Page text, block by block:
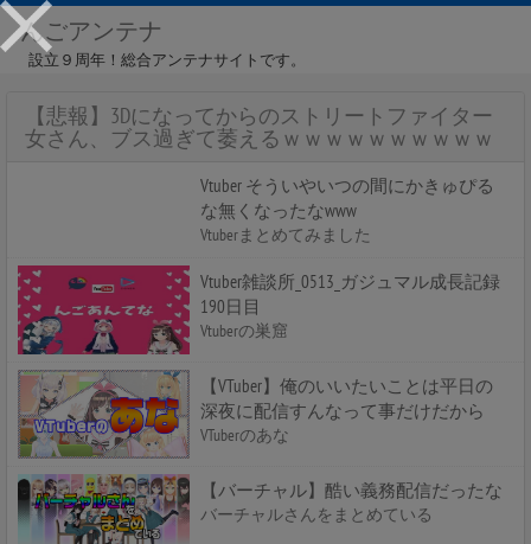
んごアンテナ
設立９周年！総合アンテナサイトです。
【悲報】3Dになってからのストリートファイター
女さん、ブス過ぎて萎えるｗｗｗｗｗｗｗｗｗｗ
Vtuber そういやいつの間にかきゅぴる
な無くなったなwww
Vtuberまとめてみました
Vtuber雑談所_0513_ガジュマル成長記録
190日目
Vtuberの巣窟
【VTuber】俺のいいたいことは平日の
深夜に配信すんなって事だけだから
VTuberのあな
【バーチャル】酷い義務配信だったな
バーチャルさんをまとめている